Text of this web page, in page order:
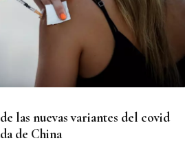
las nuevas variantes del covid
de China